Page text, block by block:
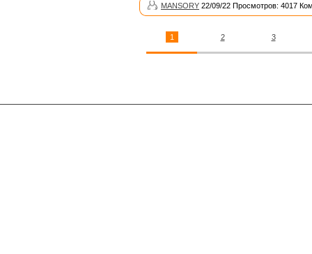
MANSORY 22/09/22 Просмотров: 4017
1 2 3